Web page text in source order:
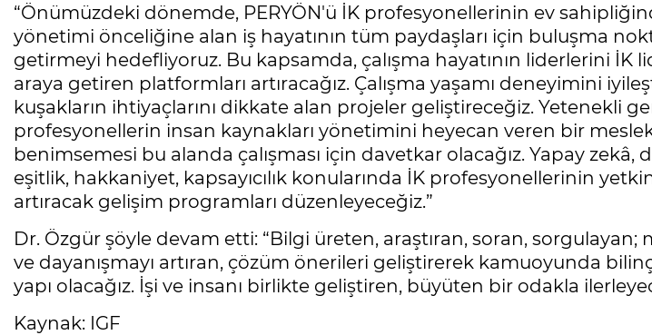
“Önümüzdeki dönemde, PERYÖN'ü İK profesyonellerinin ev
yönetimi önceliğine alan iş hayatının tüm paydaşları için buluşma
getirmeyi hedefliyoruz. Bu kapsamda, çalışma hayatının liderlerini İK
araya getiren platformları artıracağız. Çalışma yaşamı deneyimini
kuşakların ihtiyaçlarını dikkate alan projeler geliştireceğiz. Yetenekli
profesyonellerin insan kaynakları yönetimini heyecan veren bir meslek
benimsemesi bu alanda çalışması için davetkar olacağız. Yapay zekâ,
eşitlik, hakkaniyet, kapsayıcılık konularında İK profesyonellerinin
artıracak gelişim programları düzenleyeceğiz.”
Dr. Özgür şöyle devam etti: “Bilgi üreten, araştıran, soran, sorgulayan;
ve dayanışmayı artıran, çözüm önerileri geliştirerek kamuoyunda
yapı olacağız. İşi ve insanı birlikte geliştiren, büyüten bir odakla
Kaynak: IGF